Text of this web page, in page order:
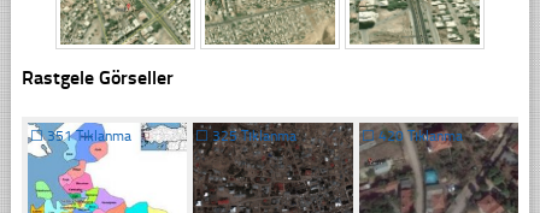
Rastgele Görseller
☐351 Tıklanma ☐ 325 Tıklanma ☐ 420 Tıklanma